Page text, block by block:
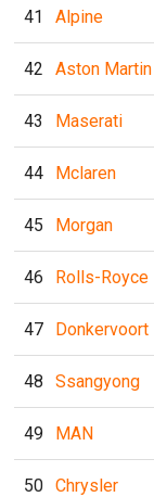
41 Alpine
42 Aston Martin
43 Maserati
44 Mclaren
45 Morgan
46 Rolls-Royce
47 Donkervoort
48 Ssangyong
49 MAN
50 Chrysler